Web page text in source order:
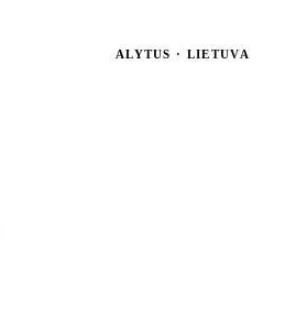
ALYTUS · LIETUVA